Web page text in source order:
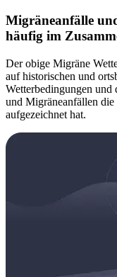
Migräneanfälle
häufig im
Der obige Migräne
auf historischen und
Wetterbedingungen
und Migräneanfällen
aufgezeichnet hat.